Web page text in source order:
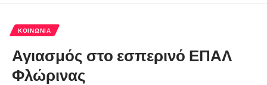
ΚΟΙΝΩΝΊΑ
Αγιασμός στο εσπερινό ΕΠΑΛ
Φλώρινας